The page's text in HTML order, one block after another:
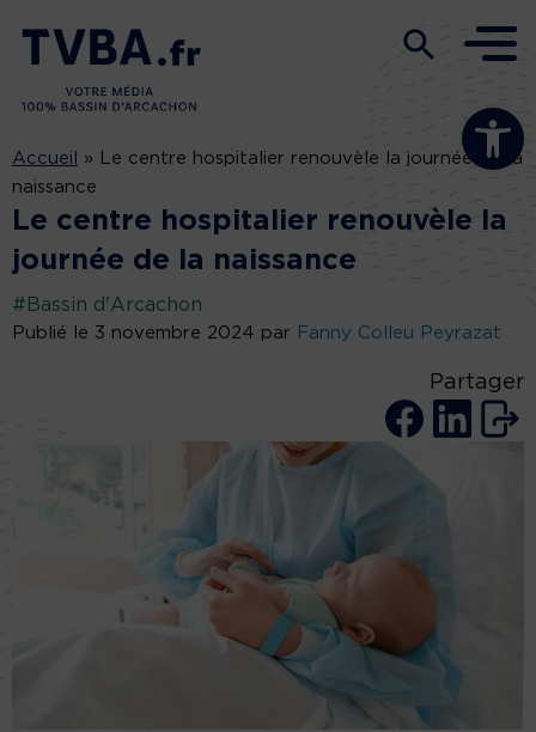
Ouvrir la
Accueil »
Le centre hospitalier renouvèle la journée de la
naissance
Le centre hospitalier renouvèle la
journée de la naissance
#Bassin d'Arcachon
Publié le 3 novembre 2024 par Fanny Colleu Peyrazat
Partager